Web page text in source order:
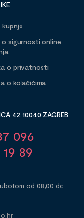
o sigurnosti online
o privatnosti
o kolačićima
42 10040 ZAGREB
096
89
od 08,00 do